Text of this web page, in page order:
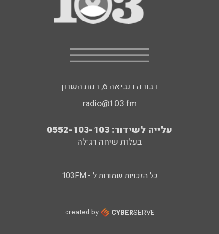
דבורה הנביאה 6, רמת השרון
radio@103.fm
עלייה לשידור: 0552-103-103
בעלות שיחה רגילה
כל הזכויות שמורות ל - 103FM
created by CYBERSERVE